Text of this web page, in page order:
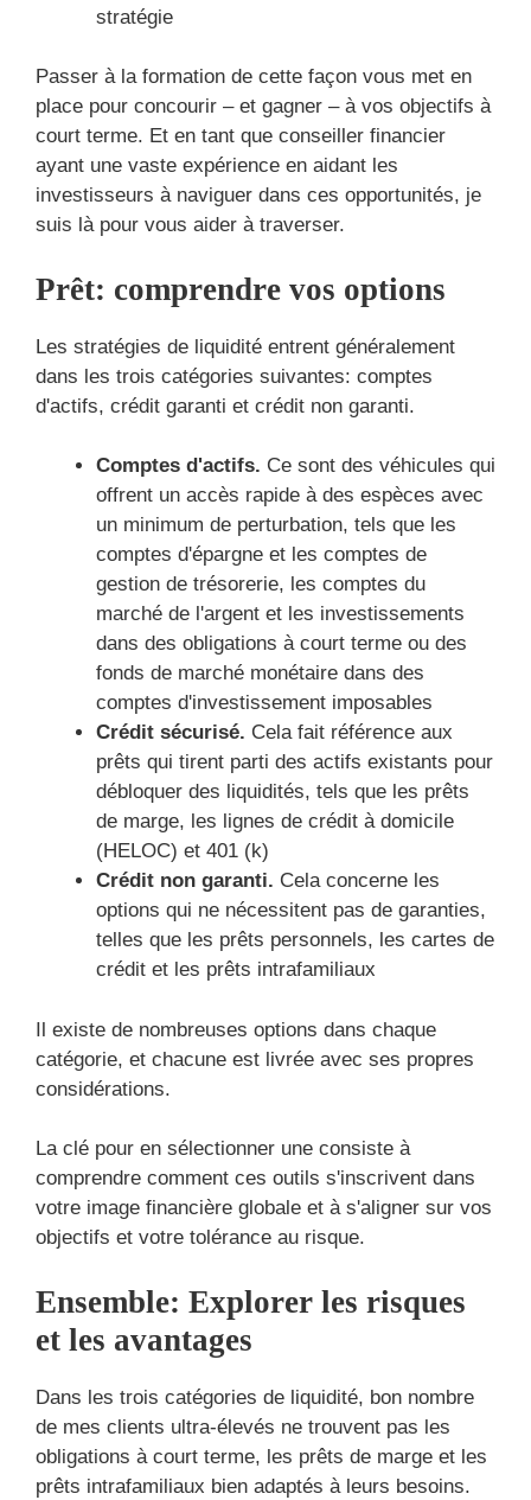
stratégie
Passer à la formation de cette façon vous met en
place pour concourir – et gagner – à vos objectifs à
court terme. Et en tant que conseiller financier
ayant une vaste expérience en aidant les
investisseurs à naviguer dans ces opportunités, je
suis là pour vous aider à traverser.
Prêt: comprendre vos options
Les stratégies de liquidité entrent généralement
dans les trois catégories suivantes: comptes
d'actifs, crédit garanti et crédit non garanti.
Comptes d'actifs. Ce sont des véhicules qui
offrent un accès rapide à des espèces avec
un minimum de perturbation, tels que les
comptes d'épargne et les comptes de
gestion de trésorerie, les comptes du
marché de l'argent et les investissements
dans des obligations à court terme ou des
fonds de marché monétaire dans des
comptes d'investissement imposables
Crédit sécurisé. Cela fait référence aux
prêts qui tirent parti des actifs existants pour
débloquer des liquidités, tels que les prêts
de marge, les lignes de crédit à domicile
(HELOC) et 401 (k)
Crédit non garanti. Cela concerne les
options qui ne nécessitent pas de garanties,
telles que les prêts personnels, les cartes de
crédit et les prêts intrafamiliaux
Il existe de nombreuses options dans chaque
catégorie, et chacune est livrée avec ses propres
considérations.
La clé pour en sélectionner une consiste à
comprendre comment ces outils s'inscrivent dans
votre image financière globale et à s'aligner sur vos
objectifs et votre tolérance au risque.
Ensemble: Explorer les risques
et les avantages
Dans les trois catégories de liquidité, bon nombre
de mes clients ultra-élevés ne trouvent pas les
obligations à court terme, les prêts de marge et les
prêts intrafamiliaux bien adaptés à leurs besoins.